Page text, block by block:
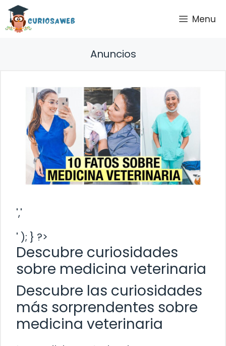
Saltar
contenido
Menu
Anuncios
','
' ); } ?>
Descubre curiosidades
sobre medicina veterinaria
Descubre las curiosidades
más sorprendentes sobre
medicina veterinaria